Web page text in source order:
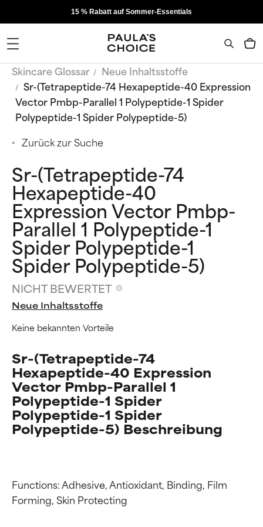
15 % Rabatt auf Sommer-Essentials
Skincare Glossar
Neue Inhaltsstoffe
Sr-(Tetrapeptide-74 Hexapeptide-40 Expression
Vector Pmbp-Parallel 1 Polypeptide-1 Spider
Polypeptide-1 Spider Polypeptide-5)
Zurück zur Suche
Sr-(Tetrapeptide-74
Hexapeptide-40
Expression Vector Pmbp-
Parallel 1 Polypeptide-1
Spider Polypeptide-1
Spider Polypeptide-5)
NICHT BEWERTET
Neue Inhaltsstoffe
Keine bekannten Vorteile
Sr-(Tetrapeptide-74
Hexapeptide-40 Expression
Vector Pmbp-Parallel 1
Polypeptide-1 Spider
Polypeptide-1 Spider
Polypeptide-5) Beschreibung
Functions: Adhesive, Antioxidant, Binding, Film
Forming, Skin Protecting